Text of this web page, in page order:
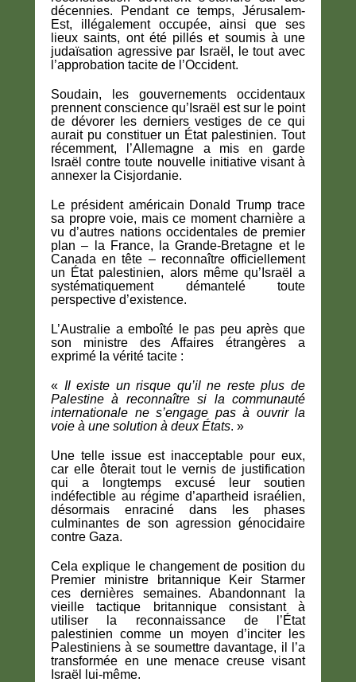
décennies. Pendant ce temps, Jérusalem-
Est, illégalement occupée, ainsi que ses
lieux saints, ont été pillés et soumis à une
judaïsation agressive par Israël, le tout avec
l’approbation tacite de l’Occident.
Soudain, les gouvernements occidentaux
prennent conscience qu’Israël est sur le point
de dévorer les derniers vestiges de ce qui
aurait pu constituer un État palestinien. Tout
récemment, l’Allemagne a mis en garde
Israël contre toute nouvelle initiative visant à
annexer la Cisjordanie.
Le président américain Donald Trump trace
sa propre voie, mais ce moment charnière a
vu d’autres nations occidentales de premier
plan – la France, la Grande-Bretagne et le
Canada en tête – reconnaître officiellement
un État palestinien, alors même qu’Israël a
systématiquement démantelé toute
perspective d’existence.
L’Australie a emboîté le pas peu après que
son ministre des Affaires étrangères a
exprimé la vérité tacite :
« Il existe un risque qu’il ne reste plus de
Palestine à reconnaître si la communauté
internationale ne s’engage pas à ouvrir la
voie à une solution à deux États. »
Une telle issue est inacceptable pour eux,
car elle ôterait tout le vernis de justification
qui a longtemps excusé leur soutien
indéfectible au régime d’apartheid israélien,
désormais enraciné dans les phases
culminantes de son agression génocidaire
contre Gaza.
Cela explique le changement de position du
Premier ministre britannique Keir Starmer
ces dernières semaines. Abandonnant la
vieille tactique britannique consistant à
utiliser la reconnaissance de l’État
palestinien comme un moyen d’inciter les
Palestiniens à se soumettre davantage, il l’a
transformée en une menace creuse visant
Israël lui-même.